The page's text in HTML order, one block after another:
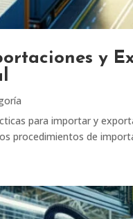
y
para importar y
procedimientos de